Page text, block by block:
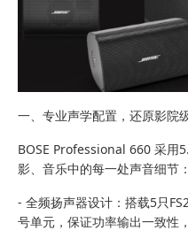
一、专业声学配置，还原影院
BOSE Professional 660 采用
影、音乐中的每一处声音细节：
- 全频扬声器设计：搭载5只
号单元，保证功率输出一致性